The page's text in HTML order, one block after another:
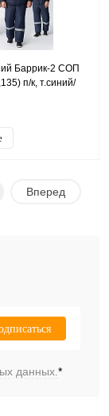
Баррик-2 СОП
п/к, т.синий/
Вперед
данных.*